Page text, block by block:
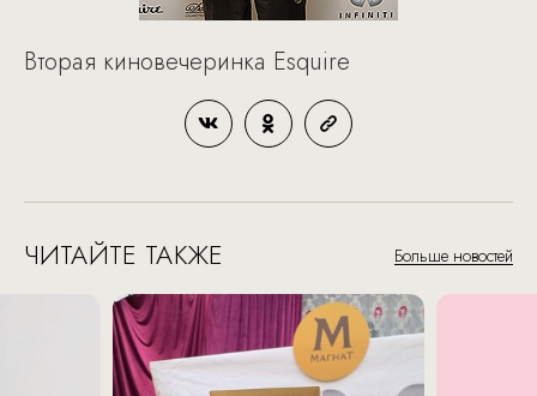
Вторая киновечеринка Esquire
ЧИТАЙТЕ ТАКЖЕ Больше новостей